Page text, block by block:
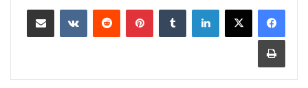
لینکدین ‫تامبلر ‫پین‌ترست‫رددیت ‫VKontakteاشتراک گذاری از طریق ایمیل
چاپ